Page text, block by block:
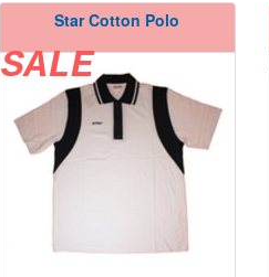
Star Cotton Polo
SALE